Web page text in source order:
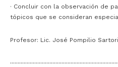
· Concluir con la observación de
tópicos que se consideran
Profesor: Lic. José Pompilio Sartori